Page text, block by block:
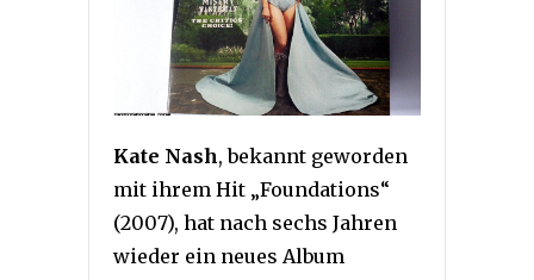
Kate Nash, bekannt geworden
mit ihrem Hit „Foundations“
(2007), hat nach sechs Jahren
wieder ein neues Album